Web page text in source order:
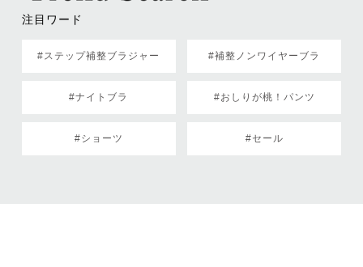
注目ワード
#ステップ補整ブラジャー #補整ノンワイヤーブラ
#ナイトブラ #おしりが桃！パンツ
#ショーツ #セール